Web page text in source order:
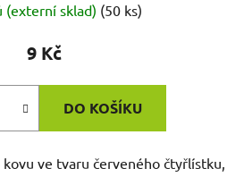
(externí sklad) (50 ks)
9 Kč
DO KOŠÍKU
ve tvaru červeného čtyřlístku,